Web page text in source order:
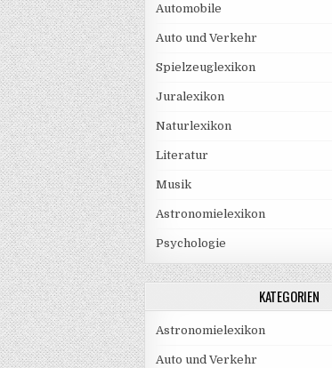
Automobile
Auto und Verkehr
Spielzeuglexikon
Juralexikon
Naturlexikon
Literatur
Musik
Astronomielexikon
Psychologie
KATEGORIEN
Astronomielexikon
Auto und Verkehr